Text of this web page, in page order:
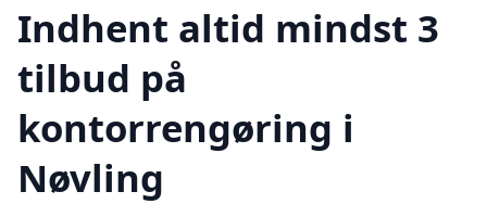
Indhent altid mindst 3
tilbud på
kontorrengøring i
Nøvling